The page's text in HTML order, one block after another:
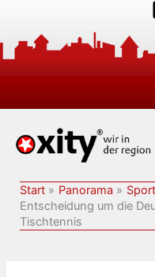
springen
Start Panorama Sport
Entscheidung um die
Tischtennis